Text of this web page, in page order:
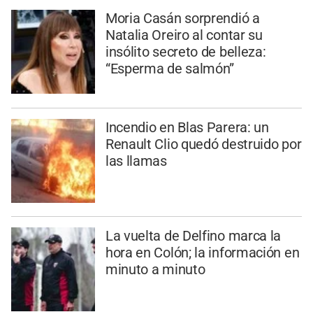
Moria Casán sorprendió a
Natalia Oreiro al contar su
insólito secreto de belleza:
“Esperma de salmón”
Incendio en Blas Parera: un
Renault Clio quedó destruido por
las llamas
La vuelta de Delfino marca la
hora en Colón; la información en
minuto a minuto